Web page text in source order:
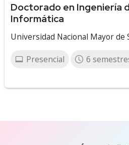
Doctorado en Ingeniería
Informática
Universidad Nacional Mayor de
Presencial 6